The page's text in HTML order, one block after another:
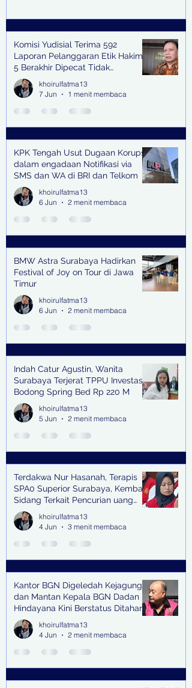
Komisi Yudisial Terima 592
Laporan Pelanggaran Etik Hakim,
5 Berakhir Dipecat Tidak
Terhormat
khoirulfatma13
7 Jun
1 menit membaca
KPK Tengah Usut Dugaan Korupsi
dalam engadaan Notifikasi via
SMS dan WA di BRI dan Telkom
khoirulfatma13
6 Jun
2 menit membaca
BMW Astra Surabaya Hadirkan
Festival of Joy on Tour di Jawa
Timur
khoirulfatma13
6 Jun
2 menit membaca
Indah Catur Agustin, Wanita
Surabaya Terjerat TPPU Investasi
Bodong Spring Bed Rp 220 M
khoirulfatma13
5 Jun
2 menit membaca
Terdakwa Nur Hasanah, Terapis
SPA0 Superior Surabaya, Kembali
Sidang Terkait Pencurian uang
senilai Rp1,285 M di PN Surabaya
khoirulfatma13
4 Jun
3 menit membaca
Kantor BGN Digeledah Kejagung
dan Mantan Kepala BGN Dadan
Hindayana Kini Berstatus Ditahan
khoirulfatma13
4 Jun
2 menit membaca